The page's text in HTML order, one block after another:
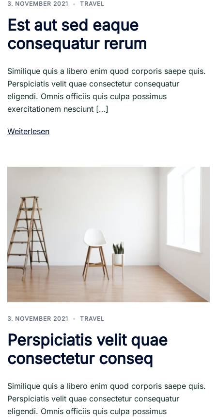
3. NOVEMBER 2021 TRAVEL
Est aut sed eaque
consequatur rerum
Similique quis a libero enim quod corporis saepe quis.
Perspiciatis velit quae consectetur consequatur
eligendi. Omnis officiis quis culpa possimus
exercitationem nesciunt […]
Weiterlesen
3. NOVEMBER 2021 TRAVEL
Perspiciatis velit quae
consectetur conseq
Similique quis a libero enim quod corporis saepe quis.
Perspiciatis velit quae consectetur consequatur
eligendi. Omnis officiis quis culpa possimus